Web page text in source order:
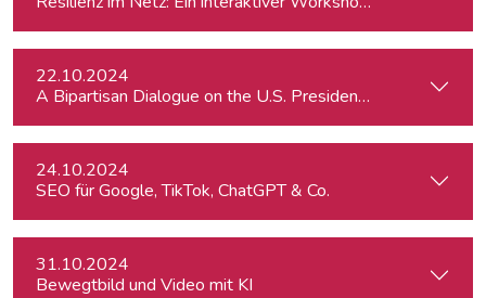
22.10.2024
A Bipartisan Dialogue on the U.S. Presidential Elections:
24.10.2024
SEO für Google, TikTok, ChatGPT & Co.
31.10.2024
Bewegtbild und Video mit KI